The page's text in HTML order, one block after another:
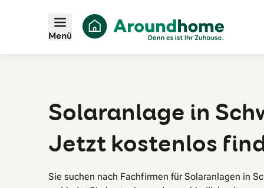
Menü
Solaranlage in
Jetzt kostenlos
Sie suchen nach Fachfirmen für Solaranlagen in